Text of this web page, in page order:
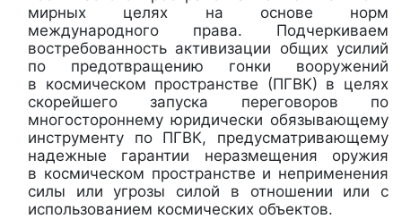
мирных целях на основе норм
международного права. Подчеркиваем
востребованность активизации общих усилий
по предотвращению гонки вооружений
в космическом пространстве (ПГВК) в целях
скорейшего запуска переговоров по
многостороннему юридически обязывающему
инструменту по ПГВК, предусматривающему
надежные гарантии неразмещения оружия
в космическом пространстве и неприменения
силы или угрозы силой в отношении или с
использованием космических объектов.